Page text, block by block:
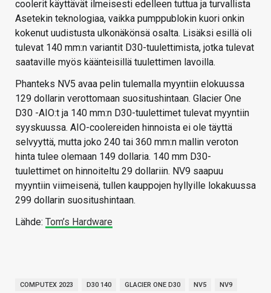
coolerit käyttävät ilmeisesti edelleen tuttua ja turvallista
Asetekin teknologiaa, vaikka pumppublokin kuori onkin
kokenut uudistusta ulkonäkönsä osalta. Lisäksi esillä oli
tulevat 140 mm:n variantit D30-tuulettimista, jotka tulevat
saataville myös käänteisillä tuulettimen lavoilla.
Phanteks NV5 avaa pelin tulemalla myyntiin elokuussa
129 dollarin verottomaan suositushintaan. Glacier One
D30 -AIO:t ja 140 mm:n D30-tuulettimet tulevat myyntiin
syyskuussa. AIO-coolereiden hinnoista ei ole täyttä
selvyyttä, mutta joko 240 tai 360 mm:n mallin veroton
hinta tulee olemaan 149 dollaria. 140 mm D30-
tuulettimet on hinnoiteltu 29 dollariin. NV9 saapuu
myyntiin viimeisenä, tullen kauppojen hyllyille lokakuussa
299 dollarin suositushintaan.
Lähde: Tom’s Hardware
COMPUTEX 2023 D30 140 GLACIER ONE D30 NV5 NV9